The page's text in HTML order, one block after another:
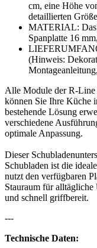
cm, eine Höhe
detaillierten
MATERIAL: Das
Spanplatte 16
(Hinweis:
Alle Module der R-Line
können Sie Ihre Küche
bestehende Lösung
verschiedene
optimale Anpassung.
Dieser
Schubladen ist die
nutzt den verfügbaren
Stauraum für
und schnell griffbereit.
---
Technische Daten: